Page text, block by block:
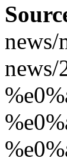
news/
news/